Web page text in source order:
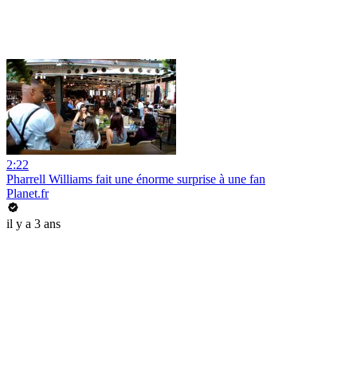
2:22
Pharrell Williams fait une énorme surprise à une fan
Planet.fr
il y a 3 ans